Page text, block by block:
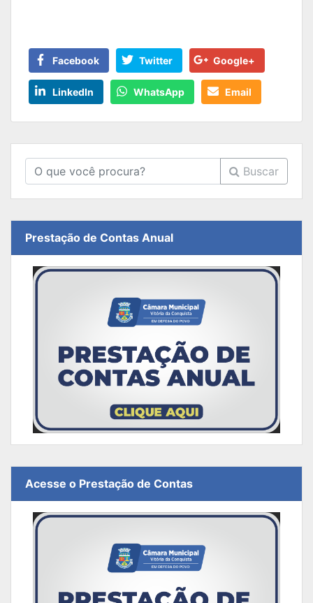
Facebook Twitter Google+
LinkedIn WhatsApp Email
Buscar
Prestação de Contas Anual
Acesse o Prestação de Contas